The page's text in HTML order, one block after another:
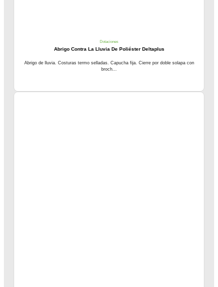
Dotaciones
Abrigo Contra La Lluvia De Poliéster Deltaplus
Abrigo de lluvia. Costuras termo selladas. Capucha fija. Cierre por doble solapa con
broch...